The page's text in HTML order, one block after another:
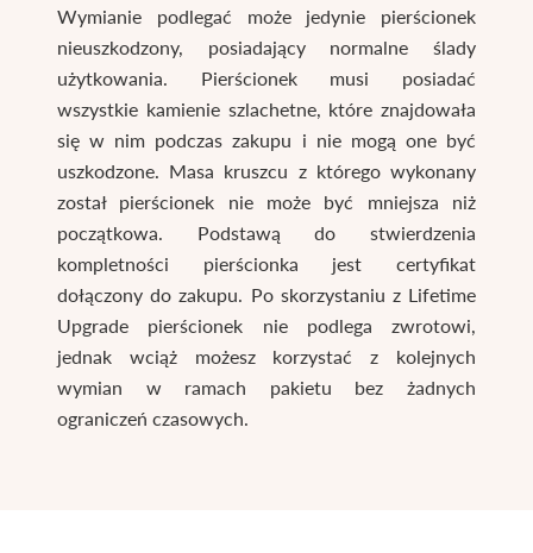
Wymianie podlegać może jedynie pierścionek
nieuszkodzony, posiadający normalne ślady
użytkowania. Pierścionek musi posiadać
wszystkie kamienie szlachetne, które znajdowała
się w nim podczas zakupu i nie mogą one być
uszkodzone. Masa kruszcu z którego wykonany
został pierścionek nie może być mniejsza niż
początkowa. Podstawą do stwierdzenia
kompletności pierścionka jest certyfikat
dołączony do zakupu. Po skorzystaniu z Lifetime
Upgrade pierścionek nie podlega zwrotowi,
jednak wciąż możesz korzystać z kolejnych
wymian w ramach pakietu bez żadnych
ograniczeń czasowych.